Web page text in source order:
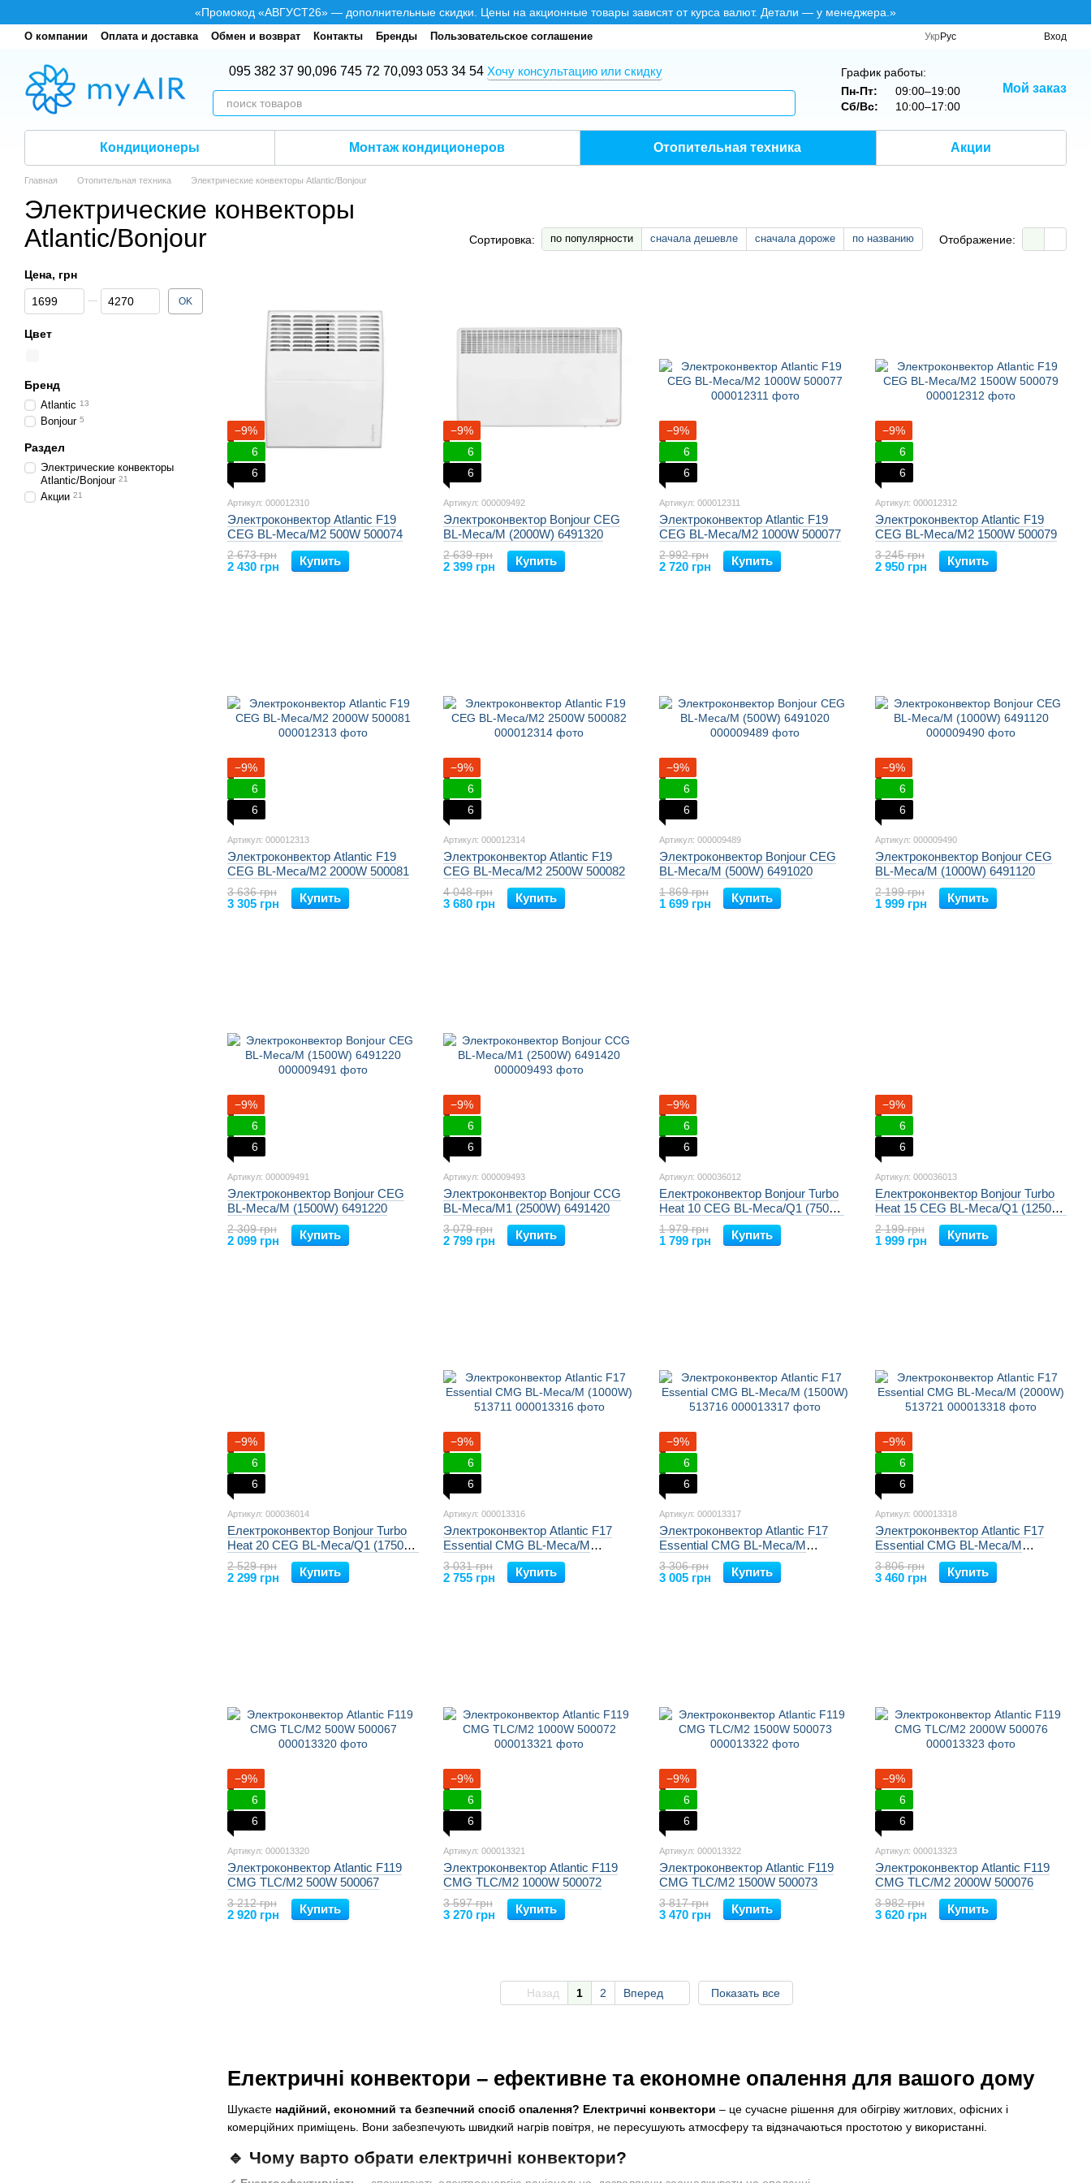
«Промокод «АВГУСТ26» — дополнительные скидки. Цены на акционные товары зависят от курса валют. Детали — у менеджера.»
О компании Оплата и доставка Обмен и возврат Контакты Бренды Пользовательское соглашение Укр Рус Вход
095 382 37 90,096 745 72 70,093 053 34 54 Хочу консультацию или скидку
График работы:
Пн-Пт:
09:00–19:00
Сб/Вс:
10:00–17:00
Мой заказ
Кондиционеры Монтаж кондиционеров Отопительная техника Акции
Главная Отопительная техника Электрические конвекторы Atlantic/Bonjour
Электрические конвекторы
Atlantic/Bonjour
Сортировка: по популярности сначала дешевле сначала дороже по названию Отображение:
Електричні конвектори – ефективне та економне опалення для вашого дому
Шукаєте надійний, економний та безпечний спосіб опалення? Електричні конвектори – це сучасне рішення для обігріву житлових, офісних і
комерційних приміщень. Вони забезпечують швидкий нагрів повітря, не пересушують атмосферу та відзначаються простотою у використанні.
🔹 Чому варто обрати електричні конвектори?
−9%
6
6
Артикул: 000012310
Электроконвектор Atlantic F19
CEG BL-Meca/M2 500W 500074
2 673 грн
2 430 грн Купить
−9%
6
6
Артикул: 000009492
Электроконвектор Bonjour CEG
BL-Meca/M (2000W) 6491320
2 639 грн
2 399 грн Купить
−9%
6
6
Артикул: 000012311
Электроконвектор Atlantic F19
CEG BL-Meca/M2 1000W 500077
2 992 грн
2 720 грн Купить
−9%
6
6
Артикул: 000012312
Электроконвектор Atlantic F19
CEG BL-Meca/M2 1500W 500079
3 245 грн
2 950 грн Купить
−9%
6
6
Артикул: 000012313
Электроконвектор Atlantic F19
CEG BL-Meca/M2 2000W 500081
3 636 грн
3 305 грн Купить
−9%
6
6
Артикул: 000012314
Электроконвектор Atlantic F19
CEG BL-Meca/M2 2500W 500082
4 048 грн
3 680 грн Купить
−9%
6
6
Артикул: 000009489
Электроконвектор Bonjour CEG
BL-Meca/M (500W) 6491020
1 869 грн
1 699 грн Купить
−9%
6
6
Артикул: 000009490
Электроконвектор Bonjour CEG
BL-Meca/M (1000W) 6491120
2 199 грн
1 999 грн Купить
−9%
6
6
Артикул: 000009491
Электроконвектор Bonjour CEG
BL-Meca/M (1500W) 6491220
2 309 грн
2 099 грн Купить
−9%
6
6
Артикул: 000009493
Электроконвектор Bonjour CCG
BL-Meca/M1 (2500W) 6491420
3 079 грн
2 799 грн Купить
−9%
6
6
Артикул: 000036012
Електроконвектор Bonjour Turbo
Heat 10 CEG BL-Meca/Q1 (750W)
з комплектом підставок 100064
1 979 грн
1 799 грн Купить
−9%
6
6
Артикул: 000036013
Електроконвектор Bonjour Turbo
Heat 15 CEG BL-Meca/Q1 (1250W)
з комплектом підставок 100065
2 199 грн
1 999 грн Купить
−9%
6
6
Артикул: 000036014
Електроконвектор Bonjour Turbo
Heat 20 CEG BL-Meca/Q1 (1750W)
з комплектом підставок 100066
2 529 грн
2 299 грн Купить
−9%
6
6
Артикул: 000013316
Электроконвектор Atlantic F17
Essential CMG BL-Meca/M
(1000W) 513711
3 031 грн
2 755 грн Купить
−9%
6
6
Артикул: 000013317
Электроконвектор Atlantic F17
Essential CMG BL-Meca/M
(1500W) 513716
3 306 грн
3 005 грн Купить
−9%
6
6
Артикул: 000013318
Электроконвектор Atlantic F17
Essential CMG BL-Meca/M
(2000W) 513721
3 806 грн
3 460 грн Купить
−9%
6
6
Артикул: 000013320
Электроконвектор Atlantic F119
CMG TLC/M2 500W 500067
3 212 грн
2 920 грн Купить
−9%
6
6
Артикул: 000013321
Электроконвектор Atlantic F119
CMG TLC/M2 1000W 500072
3 597 грн
3 270 грн Купить
−9%
6
6
Артикул: 000013322
Электроконвектор Atlantic F119
CMG TLC/M2 1500W 500073
3 817 грн
3 470 грн Купить
−9%
6
6
Артикул: 000013323
Электроконвектор Atlantic F119
CMG TLC/M2 2000W 500076
3 982 грн
3 620 грн Купить
Назад 1 2 Вперед Показать все
Цена, грн
От Цена, грн
До Цена, грн OK
Цвет
Бренд
Atlantic 13
Bonjour 5
Раздел
Электрические конвекторы
Atlantic/Bonjour 21
Акции 21